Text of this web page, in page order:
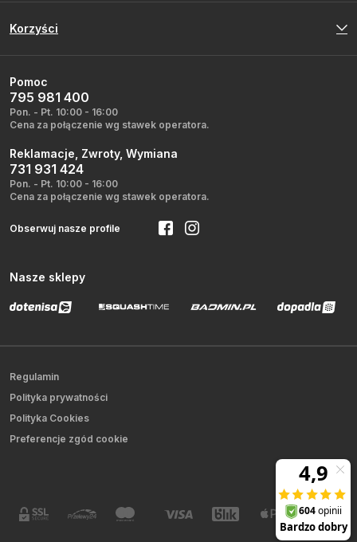
Korzyści
Pomoc
795 981 400
Pon. - Pt. 10:00 - 16:00
Cena za połączenie wg stawek operatora.
Reklamacje, Zwroty, Wymiana
731 931 424
Pon. - Pt. 10:00 - 16:00
Cena za połączenie wg stawek operatora.
Obserwuj nasze profile
Nasze sklepy
Regulamin
Polityka prywatności
Polityka Cookies
Preferencje zgód cookie